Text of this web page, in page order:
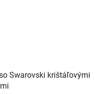
Swarovski krištáľovými